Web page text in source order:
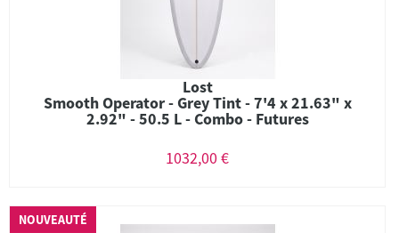
Lost
Smooth Operator - Grey Tint - 7'4 x 21.63" x
2.92" - 50.5 L - Combo - Futures
1032,00 €
NOUVEAUTÉ